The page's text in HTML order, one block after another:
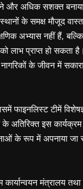
ने और अधिक सशक्त
के समक्ष मौजूद
अभ्यास नहीं हैं,
प्राप्त हो सकता
के जीवन में
फाइनलिस्ट टीमें
के अतिरिक्त इस
के रूप में अपनाया
मंत्रालय तथा